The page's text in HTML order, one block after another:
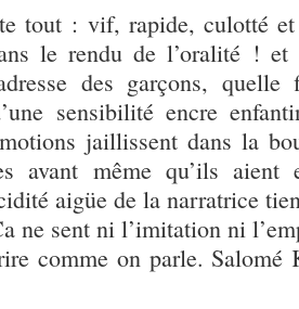
tout : vif, rapide, culotté
le rendu de l’oralité ! et
des garçons,
sensibilité encre
jaillissent dans la
avant même qu’ils
aigüe de la narratrice
ne sent ni l’imitation ni
comme on parle.